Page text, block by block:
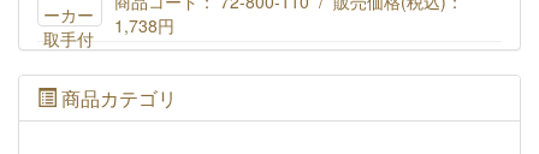
1,738円
リカシツ コニカルビーカー取手付 300ML CBK-7
商品カテゴリ